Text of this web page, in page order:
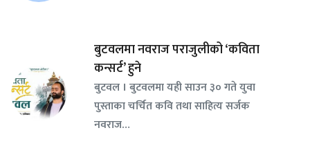
बुटवलमा नवराज पराजुलीको ‘कविता
कन्सर्ट’ हुने
बुटवल । बुटवलमा यही साउन ३० गते युवा
पुस्ताका चर्चित कवि तथा साहित्य सर्जक
नवराज…